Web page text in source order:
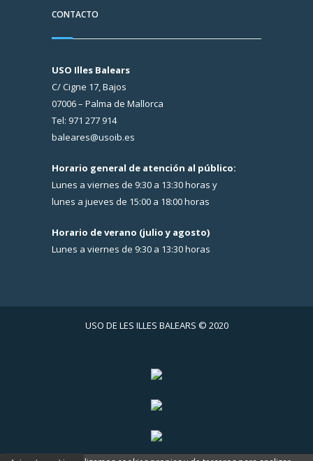
CONTACTO
USO Illes Balears
C/ Cigne 17, Bajos
07006 – Palma de Mallorca
Tel: 971 277 914
baleares@usoib.es
Horario general de atención al público:
Lunes a viernes de 9:30 a 13:30 horas y
lunes a jueves de 15:00 a 18:00 horas
Horario de verano (julio y agosto)
Lunes a viernes de 9:30 a 13:30 horas
USO DE LES ILLES BALEARS © 2020